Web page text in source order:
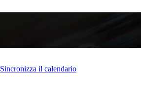
Sincronizza il calendario